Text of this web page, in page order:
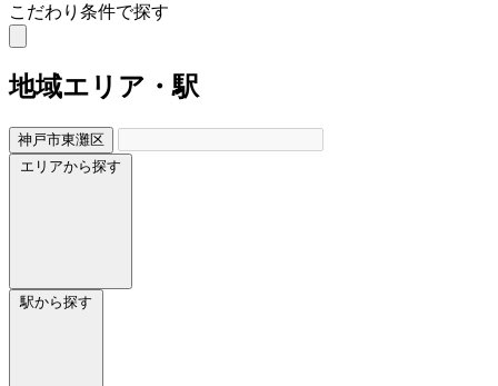
こだわり条件で探す
地域エリア・駅
神戸市東灘区
エリアから探す
駅から探す